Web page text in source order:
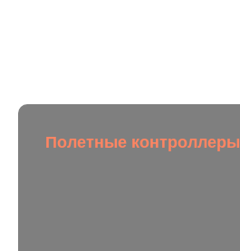
Полетные контроллеры